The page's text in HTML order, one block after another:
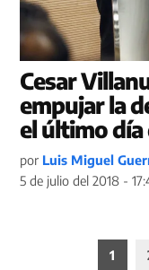
Cesar
empujar la
el último
por Luis Miguel
5 de julio del 2018 -
Paginación
1